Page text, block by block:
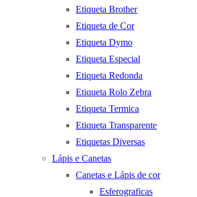
Etiqueta Brother
Etiqueta de Cor
Etiqueta Dymo
Etiqueta Especial
Etiqueta Redonda
Etiqueta Rolo Zebra
Etiqueta Termica
Etiqueta Transparente
Etiquetas Diversas
Lápis e Canetas
Canetas e Lápis de cor
Esferograficas